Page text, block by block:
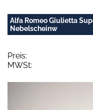
Alfa Romeo Giulietta
Nebelscheinw
Preis:
MWSt: